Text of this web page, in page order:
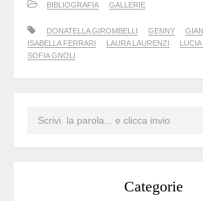
BIBLIOGRAFIA GALLERIE
DONATELLA GIROMBELLI GENNY
ISABELLA FERRARI
LAURA LAURENZI
LUCIA
SOFIA GNOLI
Categorie